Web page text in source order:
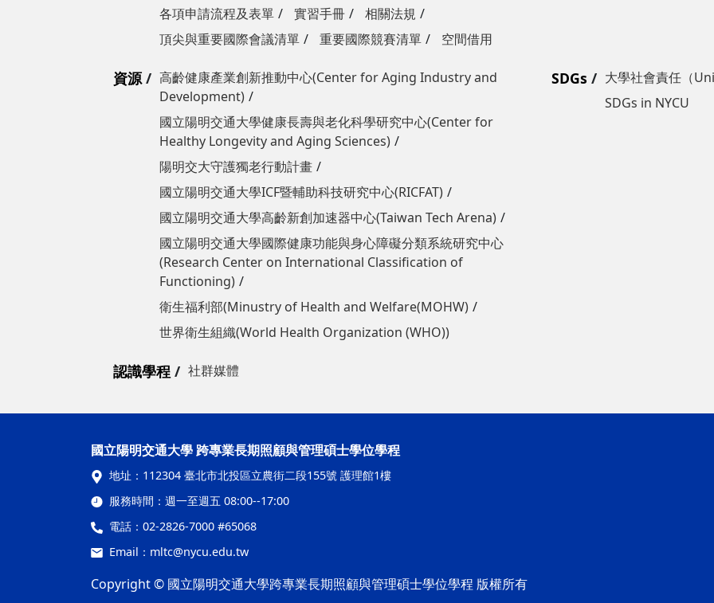
各項申請流程及表單
實習手冊
相關法規
頂尖與重要國際會議清單
重要國際競賽清單 空間借用
資源
高齡健康產業創新推動中心(Center for Aging Industry and
Development)
國立陽明交通大學​​​​​​健康長壽與老化科學研究中心(Center for
Healthy Longevity and Aging Sciences)
陽明交大守護獨老行動計畫
國立陽明交通大學ICF暨輔助科技研究中心(RICFAT)
國立陽明交通大學高齡新創加速器中心(Taiwan Tech Arena)
國立陽明交通大學國際健康功能與身心障礙分類系統研究中心
(Research Center on International Classification of
Functioning)
衛生福利部(Minustry of Health and Welfare(MOHW)
世界衛生組織(World Health Organization (WHO))
SDGs
大學社會責任（
SDGs in NYCU
認識學程 社群媒體
國立陽明交通大學 跨專業長期照顧與管理碩士學位學程
地址： 112304 臺北市北投區立農街二段155號 護理館1樓
服務時間： 週一至週五 08:00--17:00
電話： 02-2826-7000 #65068
Email： mltc@nycu.edu.tw
Copyright © 國立陽明交通大學跨專業長期照顧與管理碩士學位學程 版權所有